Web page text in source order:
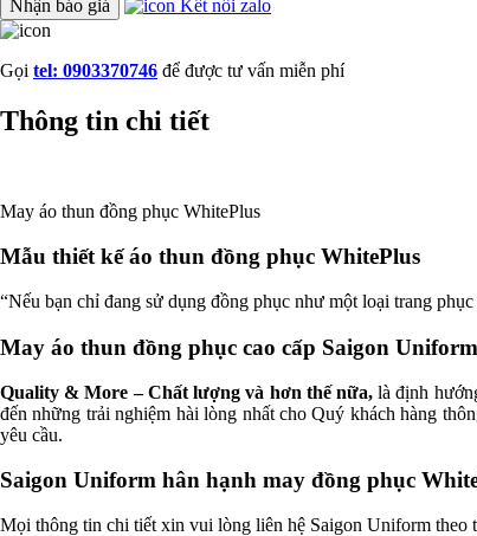
Nhận báo giá Kết nối zalo
Gọi tel: 0903370746 để được tư vấn miễn phí
Thông tin chi tiết
May áo thun đồng phục WhitePlus
Mẫu thiết kế áo thun đồng phục WhitePlus
“Nếu bạn chỉ đang sử dụng đồng phục như một loại trang
May áo thun đồng phục cao cấp Saigon Uniform
Quality & More – Chất lượng và hơn thế nữa, là định
đến những trải nghiệm hài lòng nhất cho Quý khách hàng
yêu cầu.
Saigon Uniform hân hạnh may đồng phục
Mọi thông tin chi tiết xin vui lòng liên hệ Saigon Uniform theo